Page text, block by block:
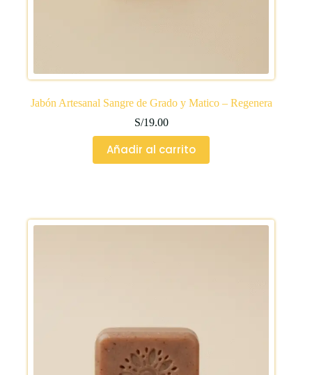
Jabón Artesanal Sangre de Grado y Matico – Regenera
S/19.00
Añadir al carrito